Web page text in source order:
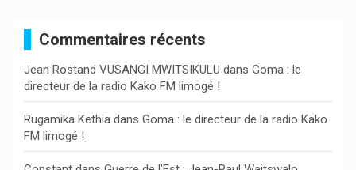
c
h
e
r
Commentaires récents
Jean Rostand VUSANGI MWITSIKULU dans Goma : le
directeur de la radio Kako FM limogé !
Rugamika Kethia dans Goma : le directeur de la radio Kako
FM limogé !